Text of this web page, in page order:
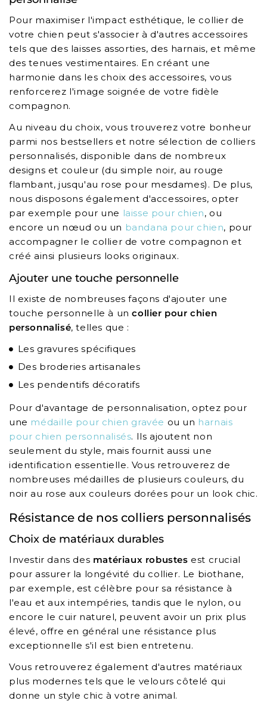
Pour maximiser l'impact esthétique, le collier de
votre chien peut s'associer à d'autres accessoires
tels que des laisses assorties, des harnais, et même
des tenues vestimentaires. En créant une
harmonie dans les choix des accessoires, vous
renforcerez l'image soignée de votre fidèle
compagnon.
Au niveau du choix, vous trouverez votre bonheur
parmi nos bestsellers et notre sélection de colliers
personnalisés, disponible dans de nombreux
designs et couleur (du simple noir, au rouge
flambant, jusqu'au rose pour mesdames). De plus,
nous disposons également d'accessoires, opter
par exemple pour une laisse pour chien, ou
encore un nœud ou un bandana pour chien, pour
accompagner le collier de votre compagnon et
créé ainsi plusieurs looks originaux.
Ajouter une touche personnelle
Il existe de nombreuses façons d'ajouter une
touche personnelle à uncollier pour chien
personnalisé, telles que :
Les gravures spécifiques
Des broderies artisanales
Les pendentifs décoratifs
Pour d'avantage de personnalisation, optez pour
une médaille pour chien gravée ou un harnais
pour chien personnalisés. Ils ajoutent non
seulement du style, mais fournit aussi une
identification essentielle. Vous retrouverez de
nombreuses médailles de plusieurs couleurs, du
noir au rose aux couleurs dorées pour un look chic.
Résistance de nos colliers personnalisés
Choix de matériaux durables
Investir dans des matériaux robustes est crucial
pour assurer la longévité du collier. Le biothane,
par exemple, est célèbre pour sa résistance à
l'eau et aux intempéries, tandis que le nylon, ou
encore le cuir naturel, peuvent avoir un prix plus
élevé, offre en général une résistance plus
exceptionnelle s'il est bien entretenu.
Vous retrouverez également d'autres matériaux
plus modernes tels que le velours côtelé qui
donne un style chic à votre animal.